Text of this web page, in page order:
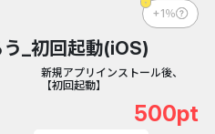
+1％
_初回起動(iOS)
新規アプリインストール後、
【初回起動】
500pt